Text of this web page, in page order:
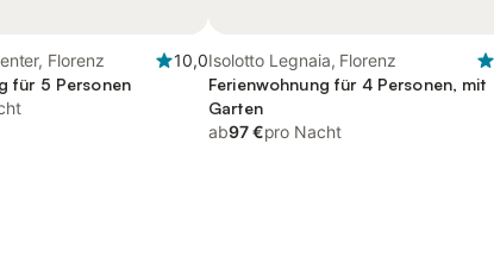
Florenz
10,0
für 5 Personen
Isolotto Legnaia, Florenz
Ferienwohnung für 4 Personen, mit
Garten
ab97 €pro Nacht